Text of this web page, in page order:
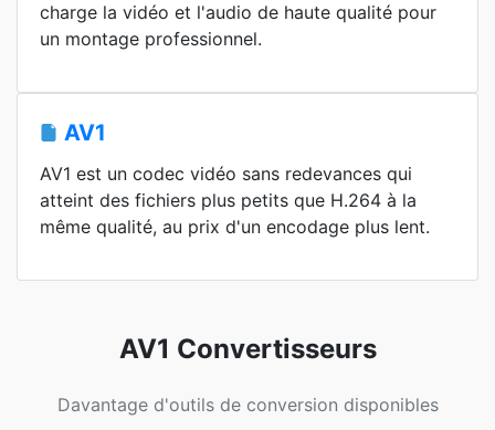
charge la vidéo et l'audio de haute qualité pour
un montage professionnel.
AV1
AV1 est un codec vidéo sans redevances qui
atteint des fichiers plus petits que H.264 à la
même qualité, au prix d'un encodage plus lent.
AV1 Convertisseurs
Davantage d'outils de conversion disponibles